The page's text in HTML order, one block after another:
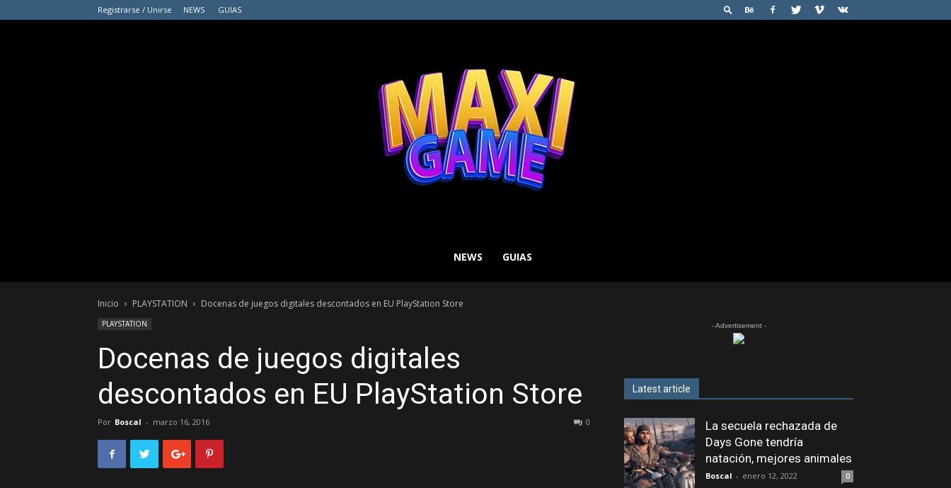
Registrarse / Unirse NEWS GUIAS
NEWS GUIAS
Inicio PLAYSTATION Docenas de juegos digitales descontados en EU PlayStation Store
PLAYSTATION
Docenas de juegos digitales
descontados en EU PlayStation Store
Por Boscal - marzo 16, 2016 0
- Advertisement -
Latest article
La secuela rechazada de
Days Gone tendría
natación, mejores animales
Boscal - enero 12, 2022 0